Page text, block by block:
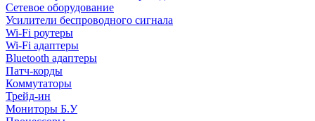
Сетевое оборудование
Усилители беспроводного сигнала
Wi-Fi роутеры
Wi-Fi адаптеры
Bluetooth адаптеры
Патч-корды
Коммутаторы
Трейд-ин
Мониторы Б.У